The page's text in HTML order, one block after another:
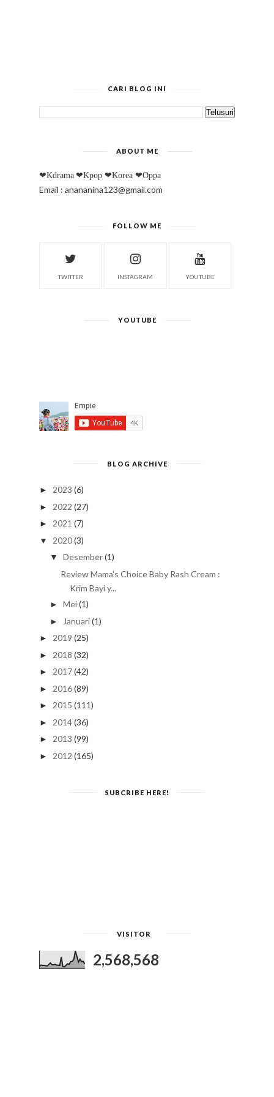
CARI BLOG INI
ABOUT ME
❤Kdrama ❤Kpop ❤Korea ❤Oppa
Email : anananina123@gmail.com
FOLLOW ME
TWITTER INSTAGRAM YOUTUBE
YOUTUBE
BLOG ARCHIVE
► 2023 (6)
► 2022 (27)
► 2021 (7)
▼ 2020(3)
▼ Desember(1)
Review Mama's Choice Baby Rash Cream :
Krim Bayi y...
► Mei(1)
► Januari(1)
► 2019 (25)
► 2018 (32)
► 2017(42)
► 2016(89)
► 2015 (111)
► 2014(36)
► 2013 (99)
► 2012 (165)
SUBCRIBE HERE!
VISITOR
2,568,568